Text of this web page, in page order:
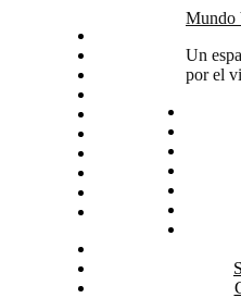
Arte y vino
Sudamerica
Mundo
Un
por el